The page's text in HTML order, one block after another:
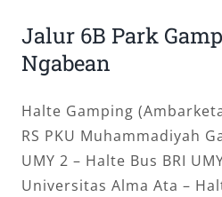
Jalur 6B Park
Ngabean
Halte Gamping
RS PKU Muhammadiyah
UMY 2 – Halte Bus BRI
Universitas Alma Ata –